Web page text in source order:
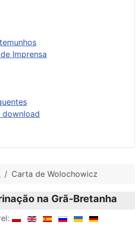
Imprensa
download
Carta de Wolochowicz
na Grã-Bretanha